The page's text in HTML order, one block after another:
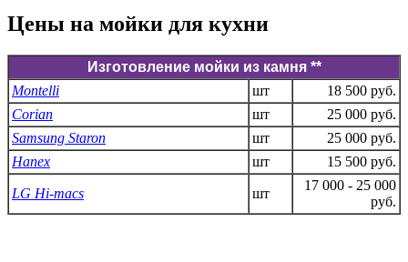
Цены на мойки для кухни
Изготовление мойки из камня **
Montelli
шт
18 500 руб.
Corian
шт
25 000 руб.
Samsung Staron
шт
25 000 руб.
Hanex
шт 15 500 руб.
LG Hi-macs шт
17 000 - 25 000
руб.